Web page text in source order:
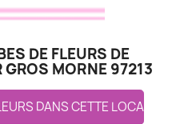
DE FLEURS DE
GROS MORNE 97213
DANS CETTE LOCALITE